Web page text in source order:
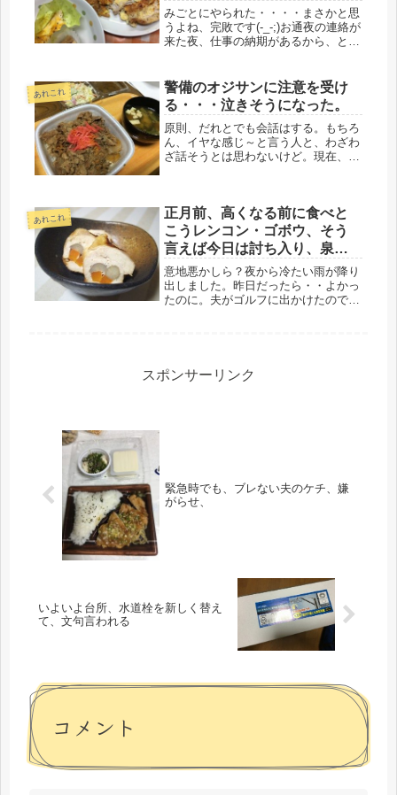
カタで。
みごとにやられた・・・・まさかと思
うよね、完敗です(-_-;)お通夜の連絡が
来た夜、仕事の納期があるから、とい
体、朝も顔を合わすことがなければ、
夜も食事の時間が違ったり、帰宅...
あれこれ
警備のオジサンに注意を受け
る・・・泣きそうになった。
原則、だれとでも会話はする。もちろ
ん、イヤな感じ～と言う人と、わざわ
ざ話そうとは思わないけど。現在、勤
で、いくつもの関門がある。手荷物も
全て...
あれこれ
正月前、高くなる前に食べと
こうレンコン・ゴボウ、そう
言えば今日は討ち入り、泉岳
寺
意地悪かしら？夜から冷たい雨が降り
出しました。昨日だったら・・よかっ
たのに。夫がゴルフに出かけたので。
言っ...
スポンサーリンク
緊急時でも、ブレない夫のケチ、嫌
がらせ、
いよいよ台所、水道栓を新しく替え
て、文句言われる
コメント